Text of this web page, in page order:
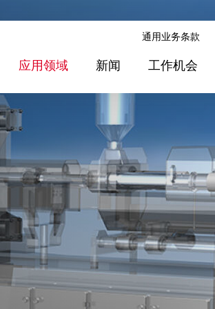
通用业务条款
应用领域 新闻 工作机会